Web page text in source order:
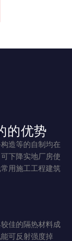
的优势
造等的自制均在
下降实地厂房使
用施工工程建筑
佳的隔热材料成
可反射强度掉